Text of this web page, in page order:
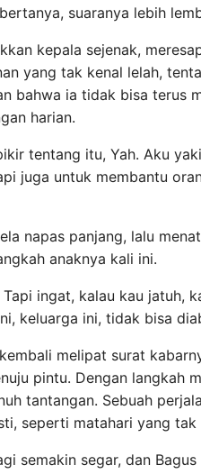
suaranya lebih
kepala sejenak,
yang tak kenal lelah,
bahwa ia tidak bisa terus
harian.
tentang itu, Yah. Aku
juga untuk membantu
napas panjang, lalu
anaknya kali ini.
Tapi ingat, kalau kau jatuh,
keluarga ini, tidak bisa
melipat surat
pintu. Dengan langkah
tantangan. Sebuah
seperti matahari yang
semakin segar, dan